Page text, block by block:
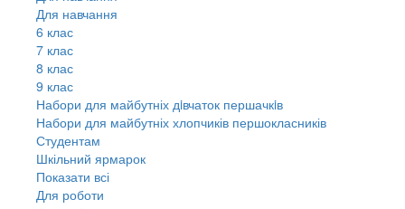
Для навчання
6 клас
7 клас
8 клас
9 клас
Набори для майбутніх дiвчаток першачкiв
Набори для майбутніх хлопчиків першокласників
Студентам
Шкільний ярмарок
Показати всі
Для роботи